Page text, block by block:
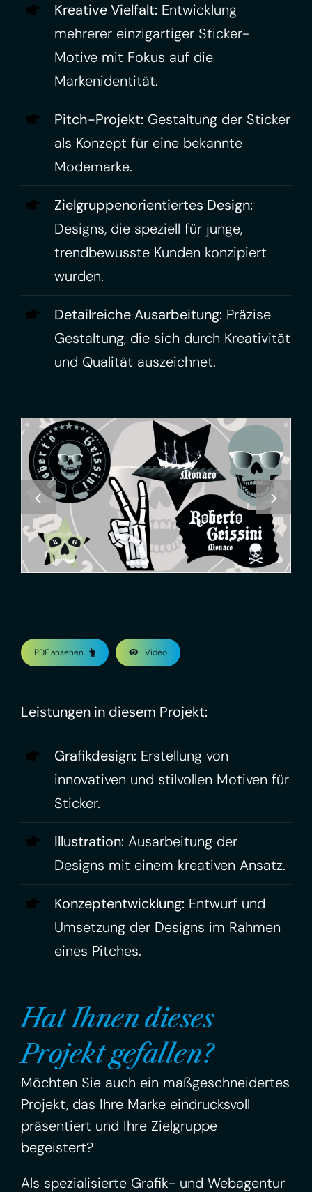
Kreative Vielfalt: Entwicklung
mehrerer einzigartiger Sticker-
Motive mit Fokus auf die
Markenidentität.
Pitch-Projekt: Gestaltung der Sticker
als Konzept für eine bekannte
Modemarke.
Zielgruppenorientiertes Design:
Designs, die speziell für junge,
trendbewusste Kunden konzipiert
wurden.
Detailreiche Ausarbeitung: Präzise
Gestaltung, die sich durch Kreativität
und Qualität auszeichnet.
PDF ansehen Video
Leistungen in diesem Projekt:
Grafikdesign: Erstellung von
innovativen und stilvollen Motiven für
Sticker.
Illustration: Ausarbeitung der
Designs mit einem kreativen Ansatz.
Konzeptentwicklung: Entwurf und
Umsetzung der Designs im Rahmen
eines Pitches.
Hat Ihnen dieses
Projekt gefallen?
Möchten Sie auch ein maßgeschneidertes
Projekt, das Ihre Marke eindrucksvoll
präsentiert und Ihre Zielgruppe
begeistert?
Als spezialisierte Grafik- und Webagentur